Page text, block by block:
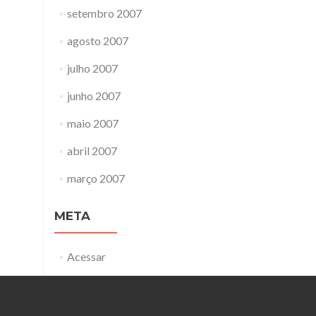
setembro 2007
agosto 2007
julho 2007
junho 2007
maio 2007
abril 2007
março 2007
META
Acessar